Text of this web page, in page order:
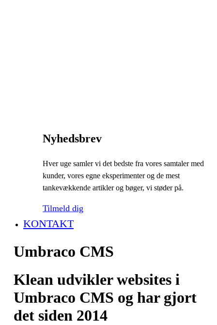
Nyhedsbrev
Hver uge samler vi det bedste fra vores samtaler med
kunder, vores egne eksperimenter og de mest
tankevækkende artikler og bøger, vi støder på.
Tilmeld dig
KONTAKT
Umbraco CMS
Klean udvikler websites i
Umbraco CMS og har gjort
det siden 2014